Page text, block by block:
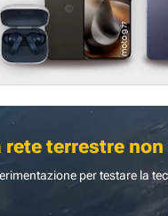
terrestre
per testare la